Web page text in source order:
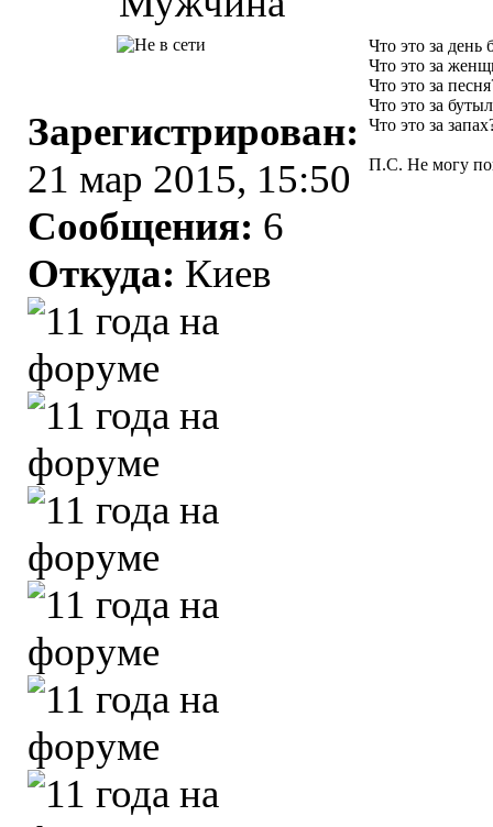
Зарегистрирован:
21 мар 2015, 15:50
Сообщения: 6
Откуда: Киев
Что это за день
Что это за
Что это за
Что это за
Что это за
П.С. Не могу